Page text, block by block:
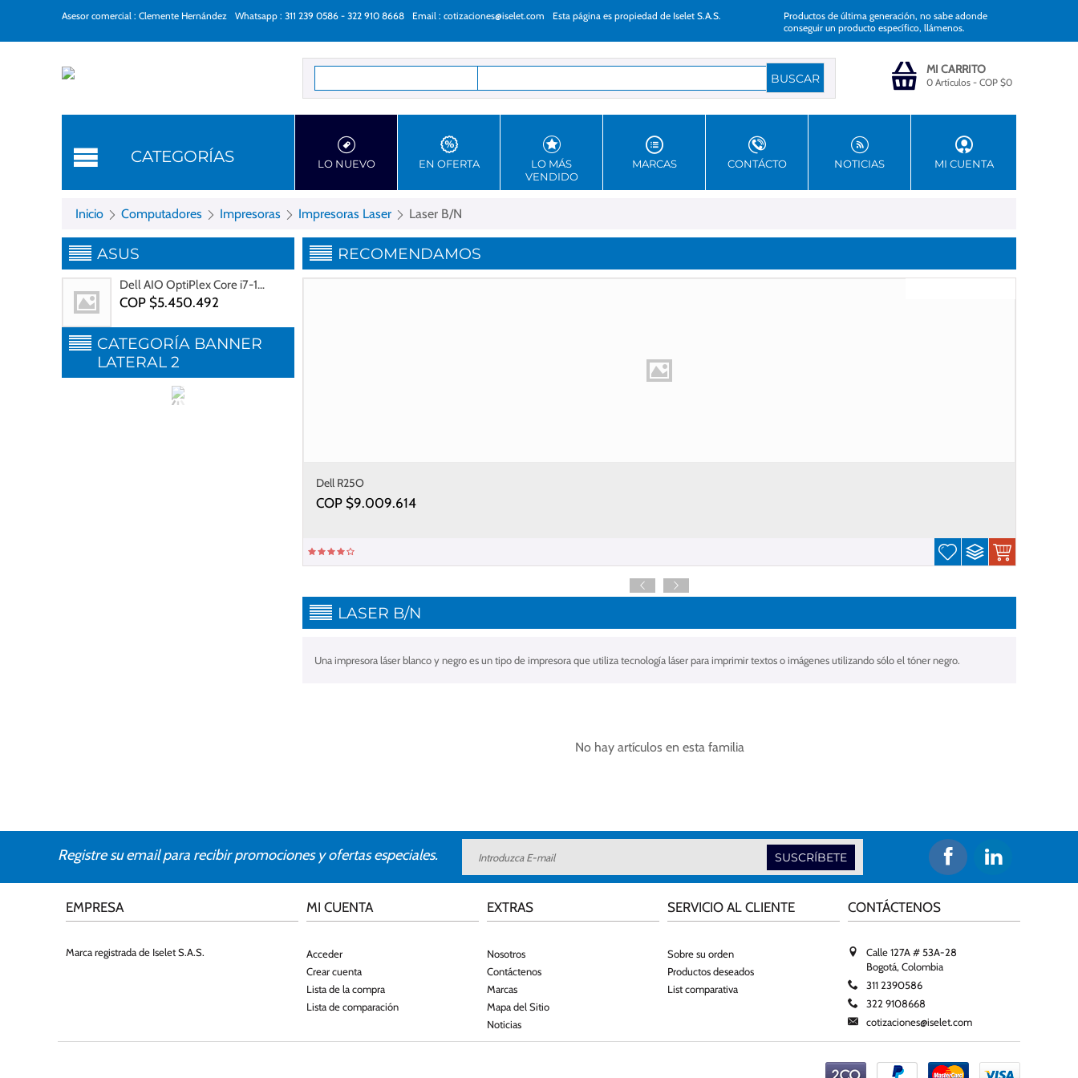
Asesor comercial : Clemente Hernández Whatsapp : 311 239 0586 - 322 910 8668 Email : cotizaciones@iselet.com Esta página es propiedad de Iselet S.A.S.
Productos de última generación, no sabe adonde
conseguir un producto específico, llámenos.
MI CARRITO
0 Artículos - COP $0
CATEGORÍAS LO NUEVO EN OFERTA
LO MÁS
VENDIDO
MARCAS CONTÁCTO NOTICIAS MI CUENTA
Inicio Computadores Impresoras Impresoras Laser Laser B/N
ASUS
Dell AIO OptiPlex Core i7-13700, RAM 16GB, SSD 512GB
COP $5.450.492
CATEGORÍA BANNER
LATERAL 2
RECOMENDAMOS
Gastos de envío gratis
Dell R25O
COP $9.009.614
LASER B/N
Una impresora láser blanco y negro es un tipo de impresora que utiliza tecnología láser para imprimir textos o imágenes utilizando sólo el tóner negro.
No hay artículos en esta familia
Registre su email para recibir promociones y ofertas especiales. SUSCRÍBETE
EMPRESA
Marca registrada de Iselet S.A.S.
MI CUENTA
Acceder
Crear cuenta
Lista de la compra
Lista de comparación
EXTRAS
Nosotros
Contáctenos
Marcas
Mapa del Sitio
Noticias
SERVICIO AL CLIENTE
Sobre su orden
Productos deseados
List comparativa
CONTÁCTENOS
Calle 127A # 53A-28
Bogotá, Colombia
311 2390586
322 9108668
cotizaciones@iselet.com